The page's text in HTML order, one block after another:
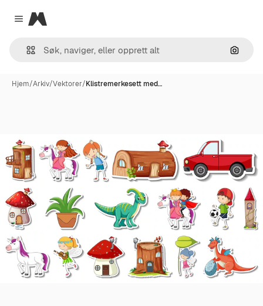
Close menu
Magnific
Søk
Hjem/Arkiv/Vektorer/Klistremerkesett med…